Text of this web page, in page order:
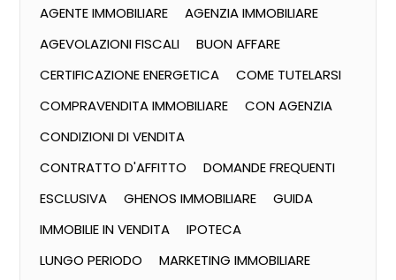
AGENTE IMMOBILIARE
AGENZIA IMMOBILIARE
AGEVOLAZIONI FISCALI
BUON AFFARE
CERTIFICAZIONE ENERGETICA
COME TUTELARSI
COMPRAVENDITA IMMOBILIARE
CON AGENZIA
CONDIZIONI DI VENDITA
CONTRATTO D'AFFITTO
DOMANDE FREQUENTI
ESCLUSIVA
GHENOS IMMOBILIARE
GUIDA
IMMOBILIE IN VENDITA
IPOTECA
LUNGO PERIODO
MARKETING IMMOBILIARE